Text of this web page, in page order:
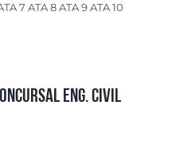
7 ATA 8 ATA 9 ATA 10
Eng. Civil